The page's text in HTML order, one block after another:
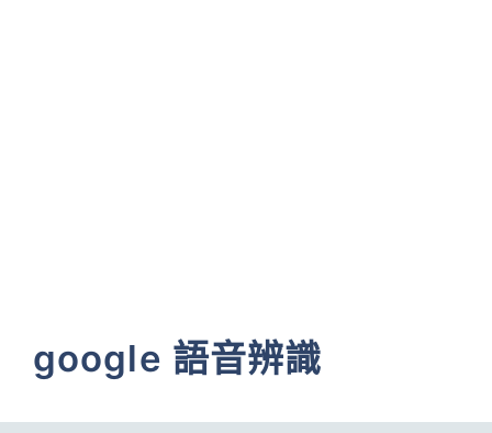
google 語音辨識